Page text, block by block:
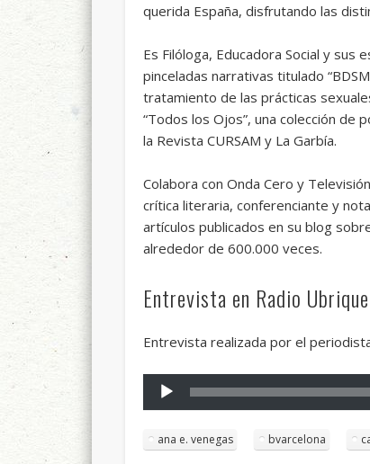
querida España, disfrutando las
Es Filóloga, Educadora Social y
pinceladas narrativas titulado
tratamiento de las prácticas
“Todos los Ojos”, una colección de
la Revista CURSAM y La Garbía.
Colabora con Onda Cero y
crítica literaria, conferenciante y
artículos publicados en su blog
alrededor de 600.000 veces.
Entrevista en Radio Ubrique
Entrevista realizada por el
Reproductor
ana e. venegas bvarcelona